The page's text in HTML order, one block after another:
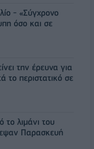
- «Σύγχρονο
όσο και σε
την έρευνα για
το περιστατικό σε
το λιμάνι του
Παρασκευή